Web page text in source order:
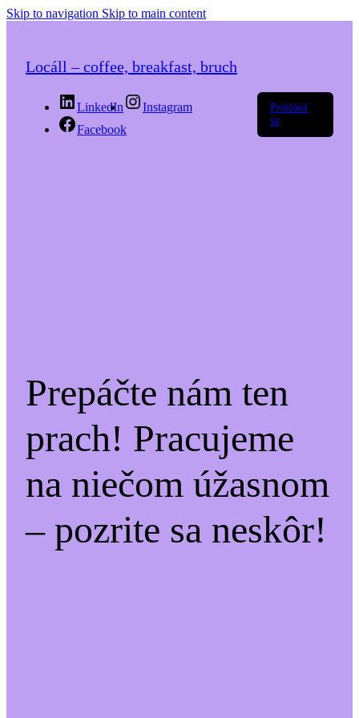
Skip to navigation Skip to main content
Locáll – coffee, breakfast, bruch
LinkedIn
Instagram
Facebook
Prihlásiť
sa
Prepáčte nám ten
prach! Pracujeme
na niečom úžasnom
– pozrite sa neskôr!